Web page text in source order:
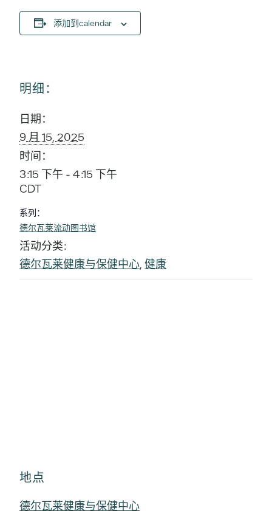
添加到calendar
明细：
日期：
9 月 15, 2025
时间：
3:15 下午 - 4:15 下午
CDT
系列：
德尔瓦莱流动图书馆
活动分类:
德尔瓦莱健康与保健中心, 健康
地点
德尔瓦莱健康与保健中心